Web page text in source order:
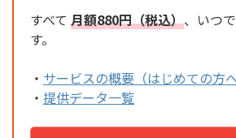
すべて 月額880円（税込）、いつ
す。
・ サービスの概要（はじめての方へ
・ 提供データ一覧